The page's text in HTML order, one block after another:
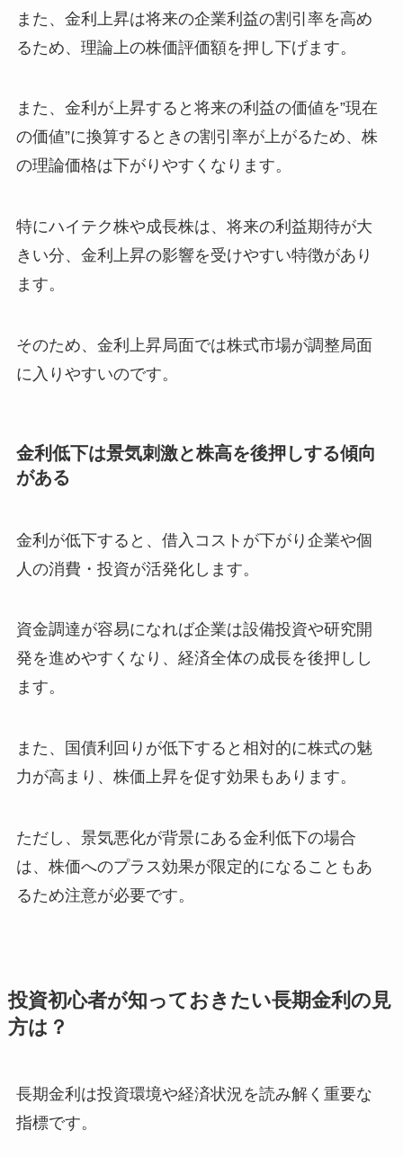
また、金利上昇は将来の企業利益の割引率を高め
るため、理論上の株価評価額を押し下げます。
また、金利が上昇すると将来の利益の価値を”現在
の価値”に換算するときの割引率が上がるため、株
の理論価格は下がりやすくなります。
特にハイテク株や成長株は、将来の利益期待が大
きい分、金利上昇の影響を受けやすい特徴があり
ます。
そのため、金利上昇局面では株式市場が調整局面
に入りやすいのです。
金利低下は景気刺激と株高を後押しする傾向
がある
金利が低下すると、借入コストが下がり企業や個
人の消費・投資が活発化します。
資金調達が容易になれば企業は設備投資や研究開
発を進めやすくなり、経済全体の成長を後押しし
ます。
また、国債利回りが低下すると相対的に株式の魅
力が高まり、株価上昇を促す効果もあります。
ただし、景気悪化が背景にある金利低下の場合
は、株価へのプラス効果が限定的になることもあ
るため注意が必要です。
投資初心者が知っておきたい長期金利の見
方は？
長期金利は投資環境や経済状況を読み解く重要な
指標です。